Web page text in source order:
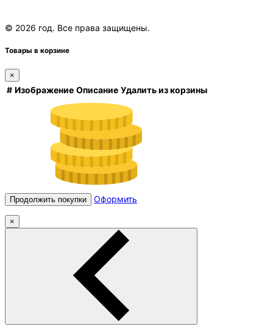
© 2026 год. Все права защищены.
Товары в корзине
×
# Изображение Описание Удалить из корзины
Продолжить покупки Оформить
×